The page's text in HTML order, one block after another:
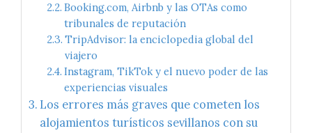
Booking.com, Airbnb y las OTAs como
tribunales de reputación
TripAdvisor: la enciclopedia global del
viajero
Instagram, TikTok y el nuevo poder de las
experiencias visuales
Los errores más graves que cometen los
alojamientos turísticos sevillanos con su